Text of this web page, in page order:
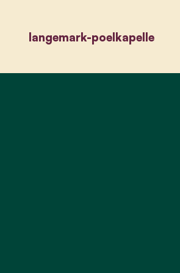
langemark-poelkapelle